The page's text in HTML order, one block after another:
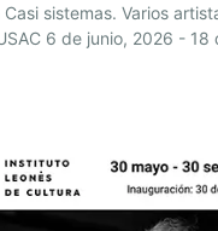
Casi sistemas. Varios
6 de junio, 2026 - 18